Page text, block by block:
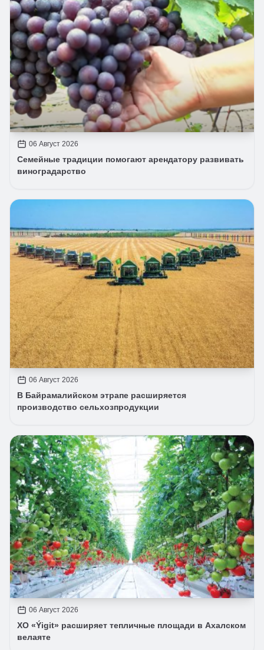
06 Август 2026
Семейные традиции помогают арендатору развивать
виноградарство
06 Август 2026
В Байрамалийском этрапе расширяется
производство сельхозпродукции
06 Август 2026
ХО «Ýigit» расширяет тепличные площади в Ахалском
велаяте